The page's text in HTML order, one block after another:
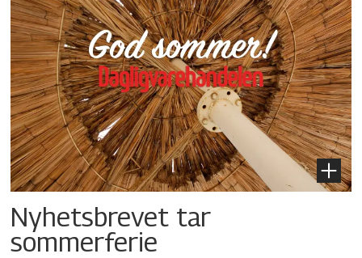
Nyhetsbrevet tar
sommerferie